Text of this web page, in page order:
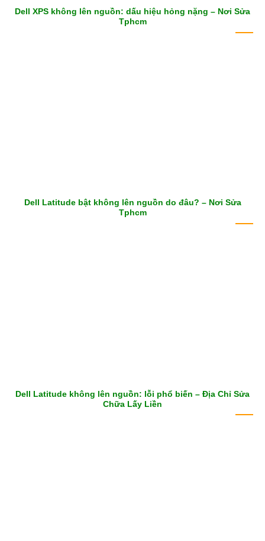
Dell XPS không lên nguồn: dấu hiệu hỏng nặng – Nơi Sửa
Tphcm
Dell Latitude bật không lên nguồn do đâu? – Nơi Sửa
Tphcm
Dell Latitude không lên nguồn: lỗi phổ biến – Địa Chỉ Sửa
Chữa Lấy Liền